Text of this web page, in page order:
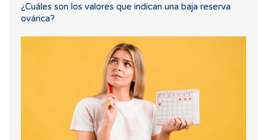
¿Cuáles son los valores que indican una baja reserva
ovárica?